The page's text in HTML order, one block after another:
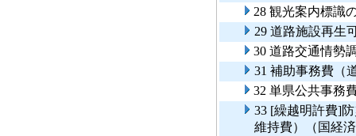
28 観光案内標
29 道路施設再生
30 道路交通情勢
31 補助事務費（
32 単県公共事務
33 [繰越明許費]
維持費）（国経